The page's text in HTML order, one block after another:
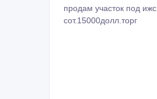
продам участок под
сот.15000долл.торг